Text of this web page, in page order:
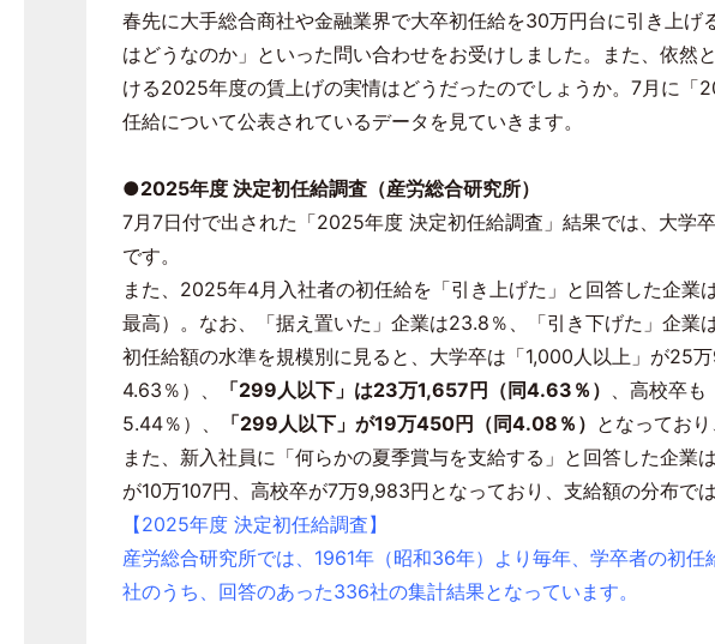
春先に大手総合商社や金融業界で大卒初任給を30万円台に引き上げ
はどうなのか」といった問い合わせをお受けしました。また、依
ける2025年度の賃上げの実情はどうだったのでしょうか。 7月に「
任給について公表されているデータを見ていきます。
●2025年度 決定初任給調査（産労総合研究所）
7月7日付で出された「2025年度 決定初任給調査」結果では、大学
です。
また、 2025年4月入社者の初任給を「引き上げた」と回答した企業
最高）。なお、「据え置いた」企業は23.8 ％、「引き下げた」企業
初任給額の水準を規模別に見ると、大学卒は「1,000 人以上」が25万
4.63 ％）、 「299 人以下」は23万1,657円（同4.63 ％） 、高校卒も
5.44％）、 「299 人以下」が19万450円（同4.08 ％） となってお
また、新入社員に「何らかの夏季賞与を支給する」と回答した企業は
が10万107円、高校卒が7万9,983円となっており、支給額の分布で
【2025年度 決定初任給調査】
産労総合研究所では、1961年（昭和36年）より毎年、学卒者の初
社のうち、回答のあった336社の集計結果となっています。